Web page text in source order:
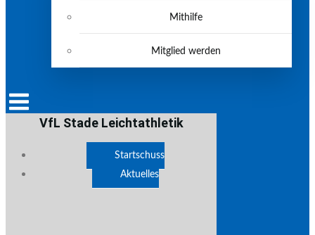
Mithilfe
Mitglied werden
VfL Stade Leichtathletik
Startschuss
Aktuelles